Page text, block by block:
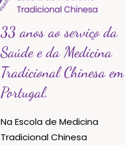
33 anos ao serviço da
Saúde e da Medicina
Tradicional Chinesa em
Portugal.
Na Escola de Medicina
Tradicional Chinesa